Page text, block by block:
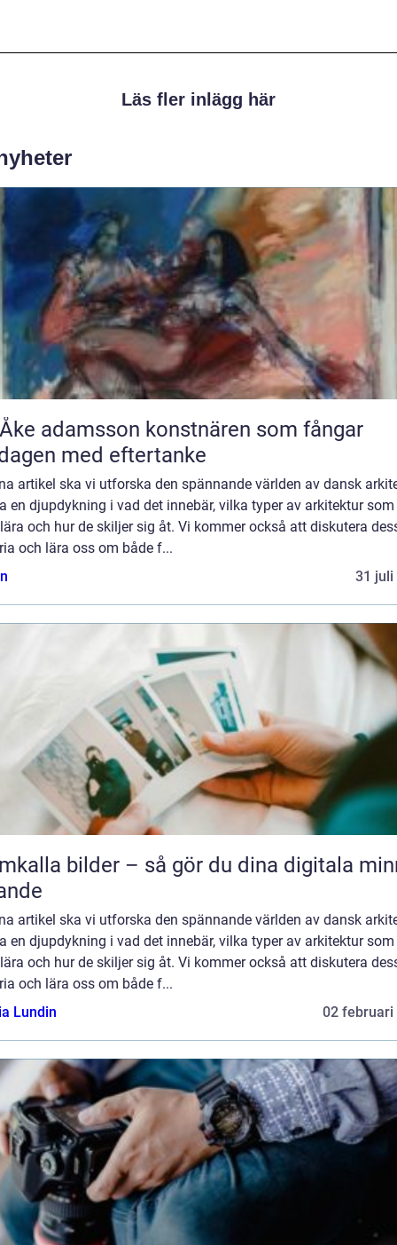
Läs fler inlägg här
konstnären som fångar
med eftertanke
artikel ska vi utforska den spännande världen av dansk
en djupdykning i vad det innebär, vilka typer av arkitektur som
och hur de skiljer sig åt. Vi kommer också att diskutera
och lära oss om både f...
31 juli
bilder – så gör du dina digitala
artikel ska vi utforska den spännande världen av dansk
en djupdykning i vad det innebär, vilka typer av arkitektur som
och hur de skiljer sig åt. Vi kommer också att diskutera
och lära oss om både f...
Lundin
02 februari